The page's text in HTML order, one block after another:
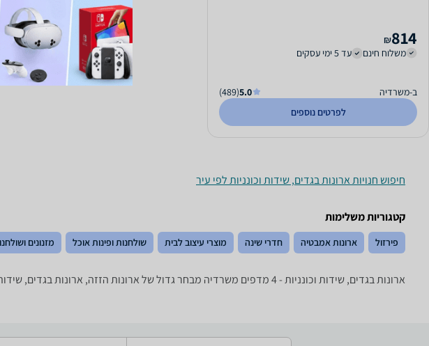
814
₪
משלוח חינם
עד 5 ימי עסקים
ב-משרדיה 5.0
(489)
לפרטים נוספים
חיפוש חנויות ארונות בגדים, שידות וכונניות לפי עיר
קטגוריות משלימות
פירזול ארונות אמבטיה חדרי שינה מוצרי עיצוב לבית שולחנות ופינות אוכל מזנונים
ארונות בגדים, שידות וכונניות - ‏4 מדפים ‏משרדיה מבחר גדול של ארונות הזזה, ארונות בגדים, שידות, מזנונים, כוורות ושאר פרטי ריהוט.